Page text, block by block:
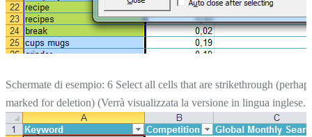
Schermate di esempio: 6 Select all cells that are strikethrough
marked for deletion) (Verrà visualizzata la versione in lingua inglese.)